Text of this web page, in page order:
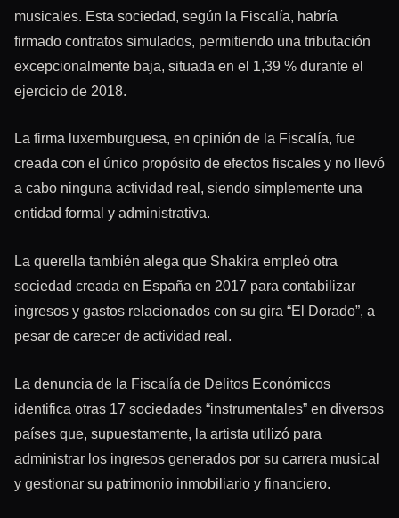
musicales. Esta sociedad, según la Fiscalía, habría
firmado contratos simulados, permitiendo una tributación
excepcionalmente baja, situada en el 1,39 % durante el
ejercicio de 2018.
La firma luxemburguesa, en opinión de la Fiscalía, fue
creada con el único propósito de efectos fiscales y no llevó
a cabo ninguna actividad real, siendo simplemente una
entidad formal y administrativa.
La querella también alega que Shakira empleó otra
sociedad creada en España en 2017 para contabilizar
ingresos y gastos relacionados con su gira “El Dorado”, a
pesar de carecer de actividad real.
La denuncia de la Fiscalía de Delitos Económicos
identifica otras 17 sociedades “instrumentales” en diversos
países que, supuestamente, la artista utilizó para
administrar los ingresos generados por su carrera musical
y gestionar su patrimonio inmobiliario y financiero.